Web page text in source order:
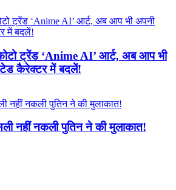
ट्रेंड ‘Anime AI’ आर्ट, अब आप भी
कैरेक्टर में बदलें!
नहीं नकली पुतिन ने की मुलाकात!